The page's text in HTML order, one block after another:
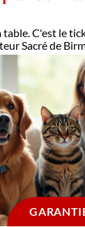
table. C'est le
Sacré de